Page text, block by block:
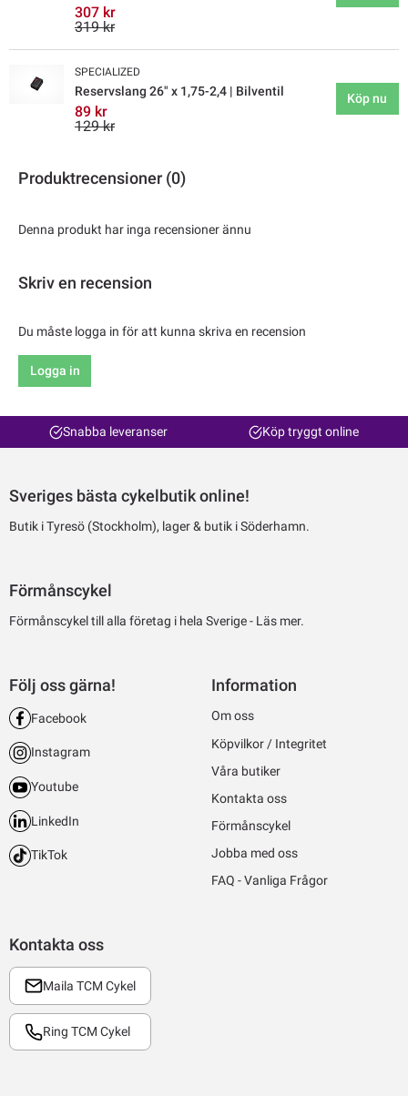
307 kr
319 kr
SPECIALIZED
Reservslang 26" x 1,75-2,4 | Bilventil
89 kr
129 kr
Köp nu
Produktrecensioner (0)
Denna produkt har inga recensioner ännu
Skriv en recension
Du måste logga in för att kunna skriva en recension
Logga in
Snabba leveranser Köp tryggt online
Sveriges bästa cykelbutik online!
Butik i Tyresö (Stockholm), lager & butik i Söderhamn.
Förmånscykel
Förmånscykel till alla företag i hela Sverige - Läs mer.
Kontakta oss
Maila TCM Cykel
Ring TCM Cykel
Följ oss gärna!
Facebook
Instagram
Youtube
LinkedIn
TikTok
Information
Om oss
Köpvilkor / Integritet
Våra butiker
Kontakta oss
Förmånscykel
Jobba med oss
FAQ - Vanliga Frågor